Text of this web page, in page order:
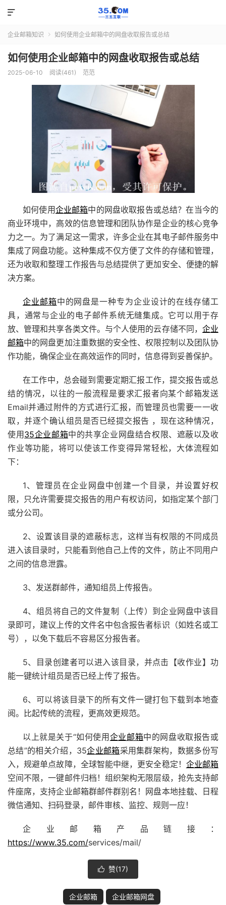

企业邮箱知识  如何使用企业邮箱中的网盘收取报告或总结
如何使用企业邮箱中的网盘收取报告或总结
2025-06-10 阅读(461) 范范
如何使用企业邮箱中的网盘收取报告或总结？在当今的
商业环境中，高效的信息管理和团队协作是企业的核心竞争
力之一。为了满足这一需求，许多企业在其电子邮件服务中
集成了网盘功能。这种集成不仅方便了文件的存储和管理，
还为收取和整理工作报告与总结提供了更加安全、便捷的解
决方案。
企业邮箱中的网盘是一种专为企业设计的在线存储工
具，通常与企业的电子邮件系统无缝集成。它可以用于存
放、管理和共享各类文件。与个人使用的云存储不同， 企业
邮箱中的网盘更加注重数据的安全性、权限控制以及团队协
作功能，确保企业在高效运作的同时，信息得到妥善保护。
在工作中，总会碰到需要定期汇报工作，提交报告或总
结的情况，以往的一般流程是要求汇报者向某个邮箱发送
Email并通过附件的方式进行汇报，而管理员也需要一一收
取，并逐个确认组员是否已经提交报告 ，现在这种情况，
使用35企业邮箱中的共享企业网盘结合权限、遮蔽以及收
作业等功能，将可以使该工作变得异常轻松，大体流程如
下：
1、管理员在企业网盘中创建一个目录，并设置好权
限，只允许需要提交报告的用户有权访问，如指定某个部门
或分公司。
2、设置该目录的遮蔽标志，这样当有权限的不同成员
进入该目录时，只能看到他自己上传的文件，防止不同用户
之间的信息泄露。
3、发送群邮件，通知组员上传报告。
4、组员将自己的文件复制（上传）到企业网盘中该目
录即可，建议上传的文件名中包含报告者标识（如姓名或工
号），以免下载后不容易区分报告者。
5、目录创建者可以进入该目录，并点击【收作业】功
能一键统计组员是否已经上传了报告。
6、可以将该目录下的所有文件一键打包下载到本地查
阅。比起传统的流程，更高效更规范。
以上就是关于“如何使用企业邮箱中的网盘收取报告或
总结”的相关介绍，35企业邮箱采用集群架构，数据多份写
入，规避单点故障，全球智能中继，更安全稳定！ 企业邮箱
空间不限，一键邮件归档！组织架构无限层级，抢先支持邮
件座席，支持企业邮箱群邮件群别名！网盘本地挂载、日程
微信通知、扫码登录，邮件审核、监控、规则一应！
企业邮箱 产品链接：
https://www.35.com/services/mail/
 赞(17)
企业邮箱 企业邮箱网盘